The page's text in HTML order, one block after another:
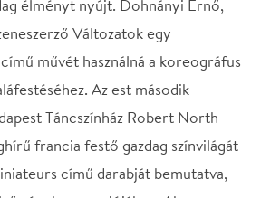
Béla
Változatok egy
a festő Jazz című kéziratos
képeit színes papírból vágta
“luxusperiódusként” is szokták
már olyan mesterségbeli